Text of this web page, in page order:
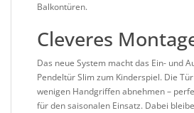
Balkontüren.
Cleveres
Das neue System macht das Ein- und
Pendeltür Slim zum Kinderspiel. Die
wenigen Handgriffen abnehmen –
für den saisonalen Einsatz. Dabei